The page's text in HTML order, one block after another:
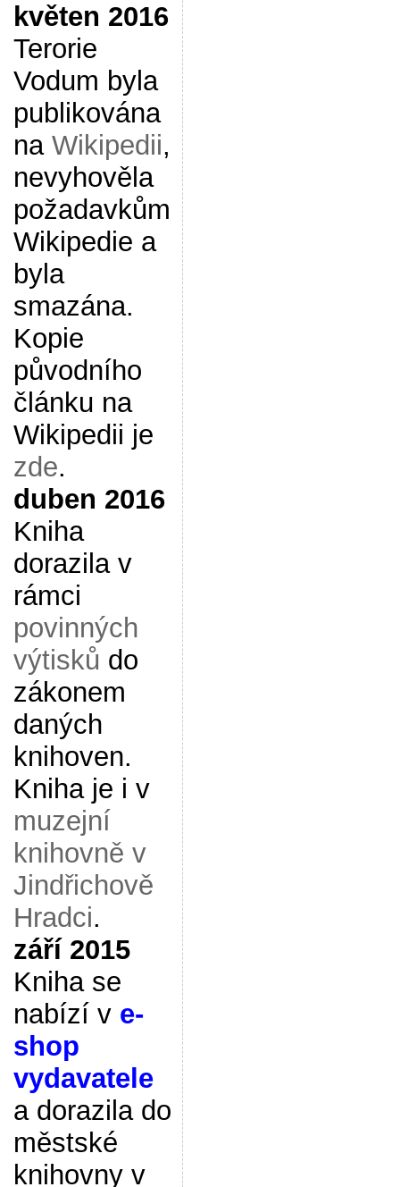
květen 2016
Terorie
Vodum byla
publikována
na Wikipedii,
nevyhověla
požadavkům
Wikipedie a
byla
smazána.
Kopie
původního
článku na
Wikipedii je
zde.
duben 2016
Kniha
dorazila v
rámci
povinných
výtisků do
zákonem
daných
knihoven.
Kniha je i v
muzejní
knihovně v
Jindřichově
Hradci.
září 2015
Kniha se
nabízí v e-
shop
vydavatele
a dorazila do
městské
knihovny v